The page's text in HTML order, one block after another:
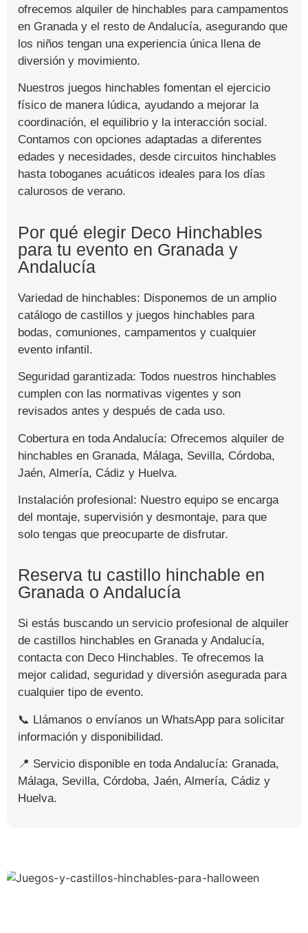
ofrecemos alquiler de hinchables para campamentos
en Granada y el resto de Andalucía, asegurando que
los niños tengan una experiencia única llena de
diversión y movimiento.
Nuestros juegos hinchables fomentan el ejercicio
físico de manera lúdica, ayudando a mejorar la
coordinación, el equilibrio y la interacción social.
Contamos con opciones adaptadas a diferentes
edades y necesidades, desde circuitos hinchables
hasta toboganes acuáticos ideales para los días
calurosos de verano.
Por qué elegir Deco Hinchables
para tu evento en Granada y
Andalucía
Variedad de hinchables: Disponemos de un amplio
catálogo de castillos y juegos hinchables para
bodas, comuniones, campamentos y cualquier
evento infantil.
Seguridad garantizada: Todos nuestros hinchables
cumplen con las normativas vigentes y son
revisados antes y después de cada uso.
Cobertura en toda Andalucía: Ofrecemos alquiler de
hinchables en Granada, Málaga, Sevilla, Córdoba,
Jaén, Almería, Cádiz y Huelva.
Instalación profesional: Nuestro equipo se encarga
del montaje, supervisión y desmontaje, para que
solo tengas que preocuparte de disfrutar.
Reserva tu castillo hinchable en
Granada o Andalucía
Si estás buscando un servicio profesional de alquiler
de castillos hinchables en Granada y Andalucía,
contacta con Deco Hinchables. Te ofrecemos la
mejor calidad, seguridad y diversión asegurada para
cualquier tipo de evento.
📞 Llámanos o envíanos un WhatsApp para solicitar
información y disponibilidad.
📍 Servicio disponible en toda Andalucía: Granada,
Málaga, Sevilla, Córdoba, Jaén, Almería, Cádiz y
Huelva.